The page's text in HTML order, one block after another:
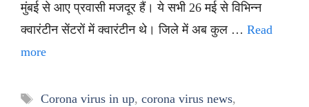
मुंबई से आए प्रवासी मजदूर हैं। ये सभी 26 मई से विभिन्न
क्वारंटीन सेंटरों में क्वारंटीन थे। जिले में अब कुल … Read
more
Tags
Corona virus in up, corona virus news,